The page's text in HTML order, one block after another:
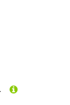
cm Gepäck, weiß, XL